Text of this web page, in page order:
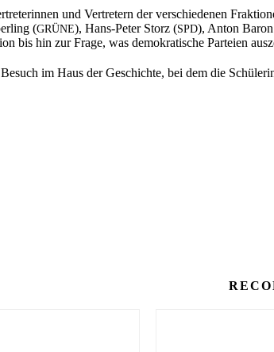
und Vertre­tern der verschie­de­nen
(GRÜNE), Hans-Peter Storz (SPD), Anton
bis hin zur Frage, was demokra­ti­sche Partei­en
im Haus der Geschich­te, bei dem die